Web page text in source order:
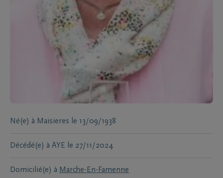
Né(e) à Maisieres le 13/09/1938
Décédé(e) à AYE le 27/11/2024
Domicilié(e) à Marche-En-Famenne